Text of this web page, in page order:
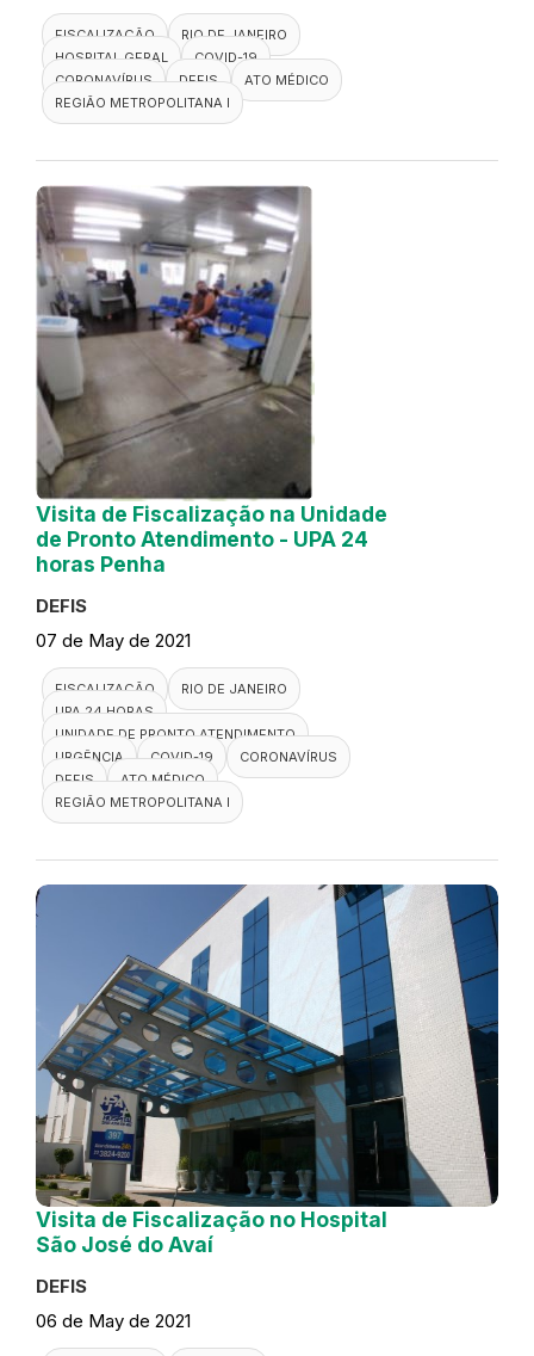
FISCALIZAÇÃO
RIO DE JANEIRO
HOSPITAL GERAL
COVID-19
CORONAVÍRUS
DEFIS
ATO MÉDICO
REGIÃO METROPOLITANA I
Visita de Fiscalização na Unidade
de Pronto Atendimento - UPA 24
horas Penha
DEFIS
07 de May de 2021
FISCALIZAÇÃO
RIO DE JANEIRO
UPA 24 HORAS
UNIDADE DE PRONTO ATENDIMENTO
URGÊNCIA
COVID-19
CORONAVÍRUS
DEFIS
ATO MÉDICO
REGIÃO METROPOLITANA I
Visita de Fiscalização no Hospital
São José do Avaí
DEFIS
06 de May de 2021